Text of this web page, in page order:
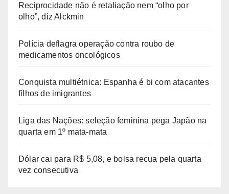
Reciprocidade não é retaliação nem “olho por
olho”, diz Alckmin
Polícia deflagra operação contra roubo de
medicamentos oncológicos
Conquista multiétnica: Espanha é bi com atacantes
filhos de imigrantes
Liga das Nações: seleção feminina pega Japão na
quarta em 1º mata-mata
Dólar cai para R$ 5,08, e bolsa recua pela quarta
vez consecutiva